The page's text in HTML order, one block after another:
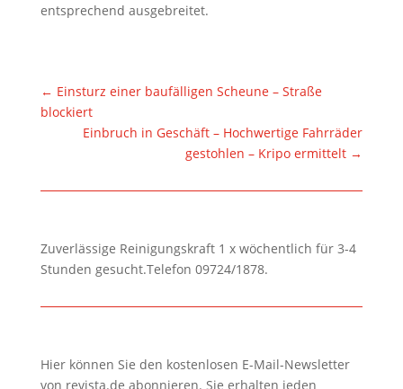
entsprechend ausgebreitet.
← Einsturz einer baufälligen Scheune – Straße
blockiert
Einbruch in Geschäft – Hochwertige Fahrräder
gestohlen – Kripo ermittelt →
Zuverlässige Reinigungskraft 1 x wöchentlich für 3-4
Stunden gesucht.Telefon 09724/1878.
Hier können Sie den kostenlosen E-Mail-Newsletter
von revista.de abonnieren. Sie erhalten jeden